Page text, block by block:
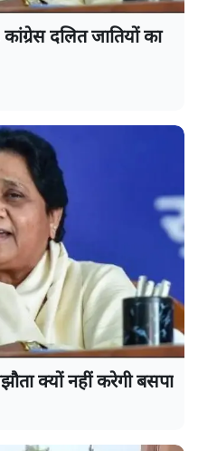
दलित जातियों का
क्यों नहीं करेगी बसपा